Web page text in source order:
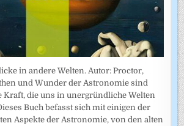
in andere Welten. Autor: Proctor,
und Wunder der Astronomie sind
Kraft, die uns in unergründliche Welten
Buch befasst sich mit einigen der
Aspekte der Astronomie, von den alten